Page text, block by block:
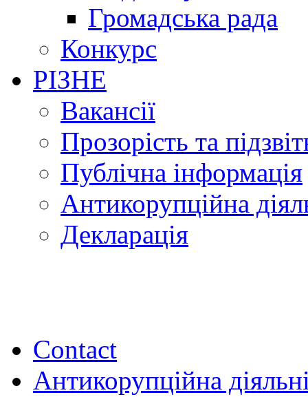
Громадська рада
Конкурс
РІЗНЕ
Вакансії
Прозорість та
Публічна інформація
Антикорупційна
Декларація
Contact
Антикорупційна